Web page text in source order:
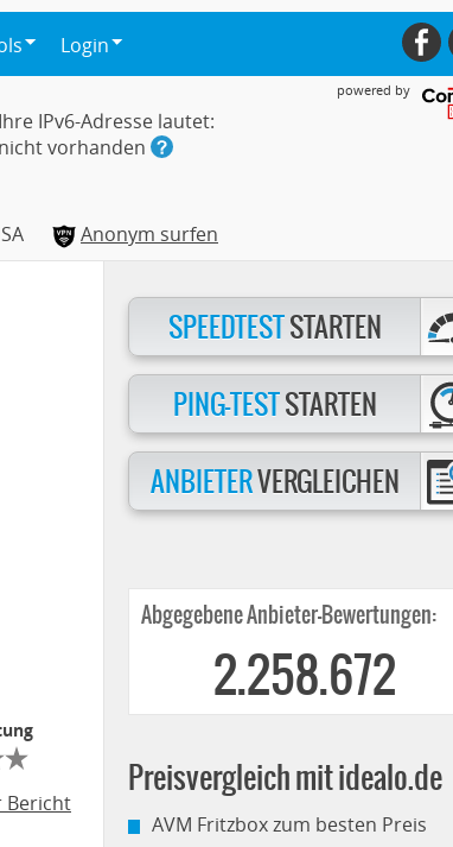
Login
powered by
Ihre IPv6-Adresse lautet:
nicht vorhanden
Anonym surfen
Bericht
SPEEDTESTSTARTEN
PING-TESTSTARTEN
ANBIETERVERGLEICHEN
Abgegebene Anbieter-Bewertungen:
2.258.672
Preisvergleich mit idealo.de
AVM Fritzbox zum besten Preis